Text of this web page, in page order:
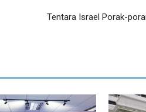
Tentara Israel Porak-